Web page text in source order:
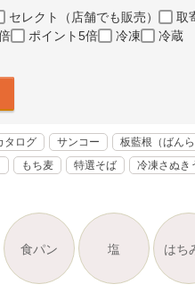
セレクト（店舗でも販売） 取
ポイント5倍 冷凍 冷蔵
タログ サンコー
板藍根（ばんら
もち麦 特選そば 冷凍さぬき
食パン 塩 はち